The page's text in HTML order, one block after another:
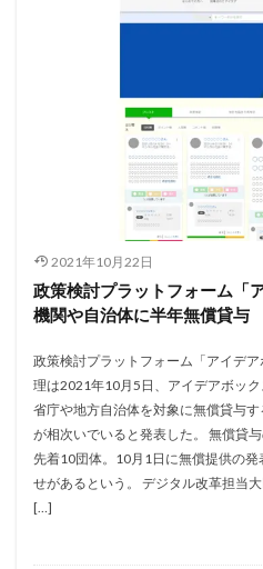
2021年10月22日
政策検討プラットフォーム「
機関や自治体に半年無償貸与
政策検討プラットフォーム「アイデ
理は2021年10月5日、アイデアボッ
省庁や地方自治体を対象に無償貸与
が相次いでいると発表した。 無償貸
先着10団体。10月1日に無償提供の
せがあるという。 デジタル改革担当
[…]